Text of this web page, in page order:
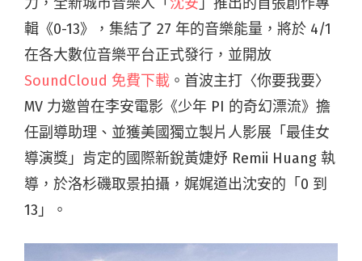
輯《0-13》，集結了 27 年的音樂能量，將於 4/1
在各大數位音樂平台正式發行，並開放
SoundCloud 免費下載 。首波主打〈你要我要〉
MV 力邀曾在李安電影《少年 PI 的奇幻漂流》擔
任副導助理、並獲美國獨立製片人影展「最佳女
導演獎」肯定的國際新銳黃婕妤 Remii Huang 執
導，於洛杉磯取景拍攝，娓娓道出沈安的「0 到
13」。